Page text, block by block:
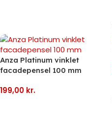
Anza Platinum vinklet
facadepensel 100 mm
199,00 kr.